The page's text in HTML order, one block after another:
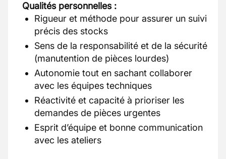
Qualités personnelles :
Rigueur et méthode pour assurer un suivi
précis des stocks
Sens de la responsabilité et de la sécurité
(manutention de pièces lourdes)
Autonomie tout en sachant collaborer
avec les équipes techniques
Réactivité et capacité à prioriser les
demandes de pièces urgentes
Esprit d’équipe et bonne communication
avec les ateliers